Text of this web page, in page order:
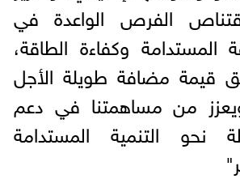
الفرص الواعدة في
المستدامة وكفاءة الطاقة،
قيمة مضافة طويلة الأجل
من مساهمتنا في دعم
نحو التنمية المستدامة